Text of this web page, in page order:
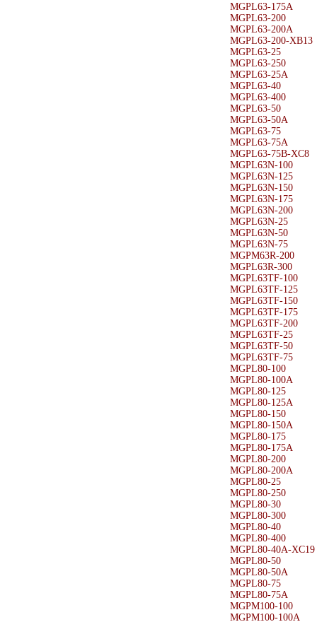
MGPL63-175A
MGPL63-200
MGPL63-200A
MGPL63-200-XB13
MGPL63-25
MGPL63-250
MGPL63-25A
MGPL63-40
MGPL63-400
MGPL63-50
MGPL63-50A
MGPL63-75
MGPL63-75A
MGPL63-75B-XC8
MGPL63N-100
MGPL63N-125
MGPL63N-150
MGPL63N-175
MGPL63N-200
MGPL63N-25
MGPL63N-50
MGPL63N-75
MGPM63R-200
MGPL63R-300
MGPL63TF-100
MGPL63TF-125
MGPL63TF-150
MGPL63TF-175
MGPL63TF-200
MGPL63TF-25
MGPL63TF-50
MGPL63TF-75
MGPL80-100
MGPL80-100A
MGPL80-125
MGPL80-125A
MGPL80-150
MGPL80-150A
MGPL80-175
MGPL80-175A
MGPL80-200
MGPL80-200A
MGPL80-25
MGPL80-250
MGPL80-30
MGPL80-300
MGPL80-40
MGPL80-400
MGPL80-40A-XC19
MGPL80-50
MGPL80-50A
MGPL80-75
MGPL80-75A
MGPM100-100
MGPM100-100A